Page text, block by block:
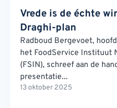
Vrede is de échte
Draghi-plan
Radboud Bergevoet,
het FoodService Instituut
(FSIN), schreef aan de
presentatie...
13 oktober 2025